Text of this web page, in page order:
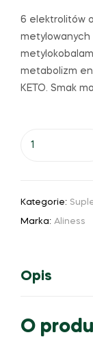
6 elektrolitów
metylowanych
metabolizm
KETO. Smak
Kategorie:
Marka: Aliness
Opis
O